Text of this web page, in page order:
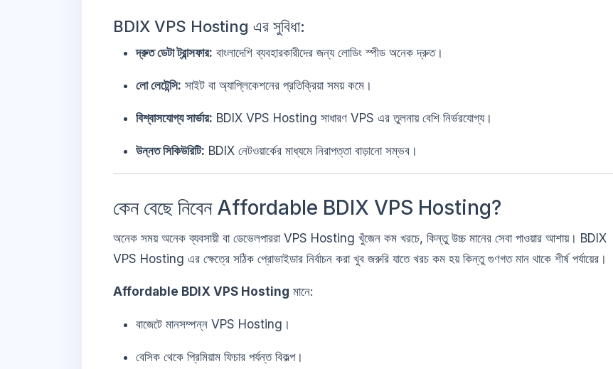
BDIX VPS Hosting এর সুবিধা:
দ্রুত ডেটা ট্রান্সফার: বাংলাদেশি ব্যবহারকারীদের জন্য লোডিং স্পীড অনেক দ্রুত।
লো লেটেন্সি: সাইট বা অ্যাপ্লিকেশনের প্রতিক্রিয়া সময় কমে।
বিশ্বাসযোগ্য সার্ভার: BDIX VPS Hosting সাধারণ VPS এর তুলনায় বেশি নির্ভরযোগ্য।
উন্নত সিকিউরিটি: BDIX নেটওয়ার্কের মাধ্যমে নিরাপত্তা বাড়ানো সম্ভব।
কেন বেছে নিবেন Affordable BDIX VPS Hosting?
অনেক সময় অনেক ব্যবসায়ী বা ডেভেলপাররা VPS Hosting খুঁজেন কম খরচে, কিন্তু উচ্চ মানের সেবা পাওয়ার আশায়। BDIX
VPS Hosting এর ক্ষেত্রে সঠিক প্রোভাইডার নির্বাচন করা খুব জরুরি যাতে খরচ কম হয় কিন্তু গুণগত মান থাকে শীর্ষ পর্যায়ের।
Affordable BDIX VPS Hosting মানে:
বাজেটে মানসম্পন্ন VPS Hosting।
বেসিক থেকে প্রিমিয়াম ফিচার পর্যন্ত বিকল্প।